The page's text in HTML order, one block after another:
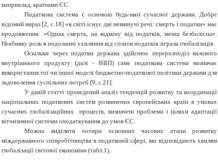
наприклад, країнами ЄС.
Податкова система є основою будь-якої сучасної держави. Добре
відомий вираз [2, с.18] «в світі існує дві неминучі речі: смерть і податки» має
продовження: «Однак смерть, на відміну від податків, менш безболісна».
Неабияку роль в подоланні ухиляння від сплати податків зіграла глобалізація.
Оскільки через податки держава здійснює перерозподіл валового
внутрішнього продукту (далі - ВВП) саме податкова система визначає
використання тої чи іншої моделі бюджетно-податкової політики держави для
задоволення суспільних потреб [9, с.21].
У даній статті проведений аналіз тенденцій розвитку та координації
національних податкових систем розвинених європейських країн в умовах
сучасних глобалізаційних процесів, визначені проблеми і шляхи адаптації
вітчизняної системи оподаткування до умов ЄС.
Можна виділити чотири основних часових етапи розвитку
міждержавного співробітництва в податковій сфері, які відповідають хвилям
глобалізації світової економіки (табл.1).